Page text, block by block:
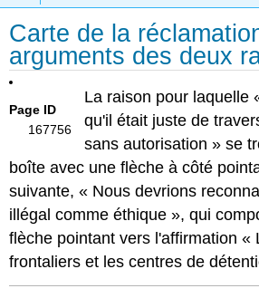
Carte de la
arguments des deux
Page ID
167756
La raison pour laquelle
qu'il était juste de
sans autorisation » se
boîte avec une flèche à côté
suivante, « Nous devrions
illégal comme éthique », qui
flèche pointant vers l'affirmation «
frontaliers et les centres de